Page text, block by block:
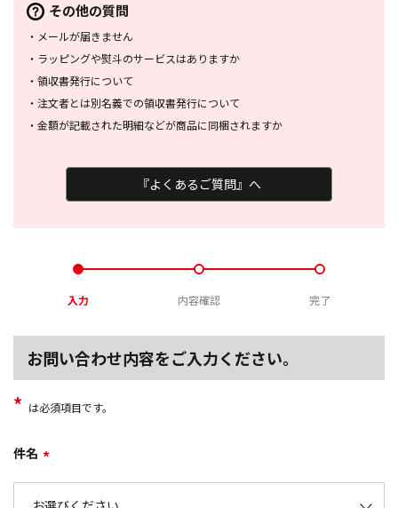
その他の質問
・ メールが届きません
・ ラッピングや熨斗のサービスはありますか
・ 領収書発行について
・ 注文者とは別名義での領収書発行について
・ 金額が記載された明細などが商品に同梱されますか
『よくあるご質問』へ
入力 内容確認 完了
お問い合わせ内容をご入力ください。
* は必須項目です。
件名 *